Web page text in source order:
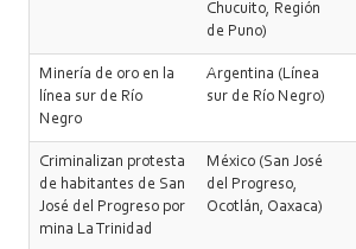
Chucuito, Región
de Puno)
Minería de oro en la
línea sur de Río
Negro
Argentina (Línea
sur de Río Negro)
Criminalizan protesta
de habitantes de San
José del Progreso por
mina La Trinidad
México (San José
del Progreso,
Ocotlán, Oaxaca)